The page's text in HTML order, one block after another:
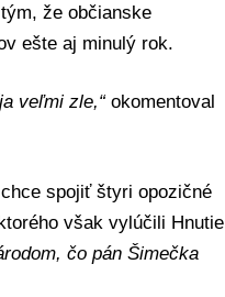
že občianske
ešte aj minulý rok.
veľmi zle,“okomentoval
spojiť štyri opozičné
však vylúčili Hnutie
čo pán Šimečka